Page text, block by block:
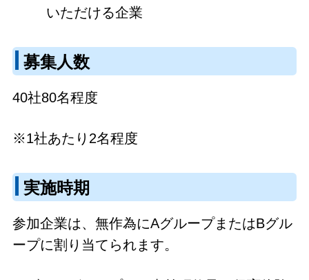
いただける企業
募集人数
40社80名程度
※1社あたり2名程度
実施時期
参加企業は、無作為にAグループまたはBグル
ープに割り当てられます。